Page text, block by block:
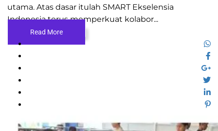
utama. Atas dasar itulah SMART Ekselensia
Indonesia terus memperkuat kolabor...
Read More